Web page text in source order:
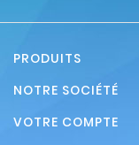
PRODUITS
NOTRE SOCIÉTÉ
VOTRE COMPTE